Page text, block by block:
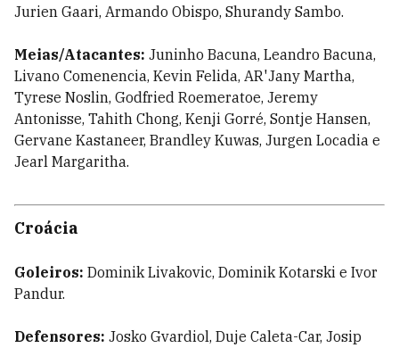
Jurien Gaari, Armando Obispo, Shurandy Sambo.
Meias/Atacantes: Juninho Bacuna, Leandro Bacuna,
Livano Comenencia, Kevin Felida, AR'Jany Martha,
Tyrese Noslin, Godfried Roemeratoe, Jeremy
Antonisse, Tahith Chong, Kenji Gorré, Sontje Hansen,
Gervane Kastaneer, Brandley Kuwas, Jurgen Locadia e
Jearl Margaritha.
Croácia
Goleiros: Dominik Livakovic, Dominik Kotarski e Ivor
Pandur.
Defensores: Josko Gvardiol, Duje Caleta-Car, Josip